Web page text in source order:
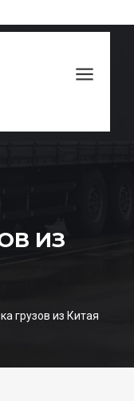
ИЗ
грузов из Китая